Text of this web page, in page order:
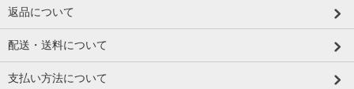
返品について
配送・送料について
支払い方法について